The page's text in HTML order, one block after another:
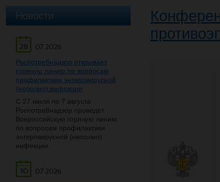
Новости
28
07.2026
Роспотребнадзор открывает
горячую линию по вопросам
профилактики энтеровирусной
(неполио) инфекции
С 27 июля по 7 августа
Роспотребнадзор проведет
Всероссийскую горячую линию
по вопросам профилактики
энтеровирусной (неполио)
инфекции.
10
07.2026